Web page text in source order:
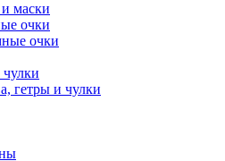
маски
очки
очки
гетры и чулки